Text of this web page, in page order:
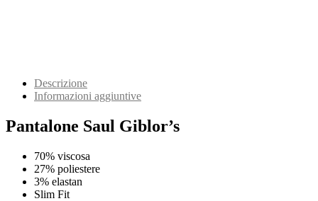
Descrizione
Informazioni aggiuntive
Pantalone Saul Giblor’s
70% viscosa
27% poliestere
3% elastan
Slim Fit